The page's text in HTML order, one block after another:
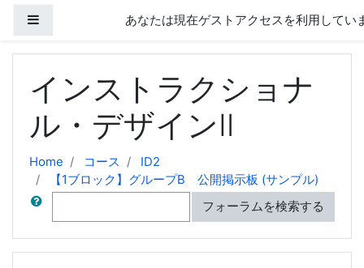
あなたは現在ゲストアクセスを利用してい
インストラクショナ
ル・デザインⅡ
Home コース
ID2
【1ブロック】グループB 公開掲示板 (サンプル)
検索
フォーラムを検索する